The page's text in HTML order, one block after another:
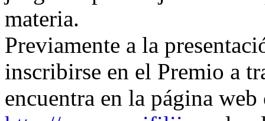
materia.
Previamente a la
inscribirse en el Premio a
encuentra en la página